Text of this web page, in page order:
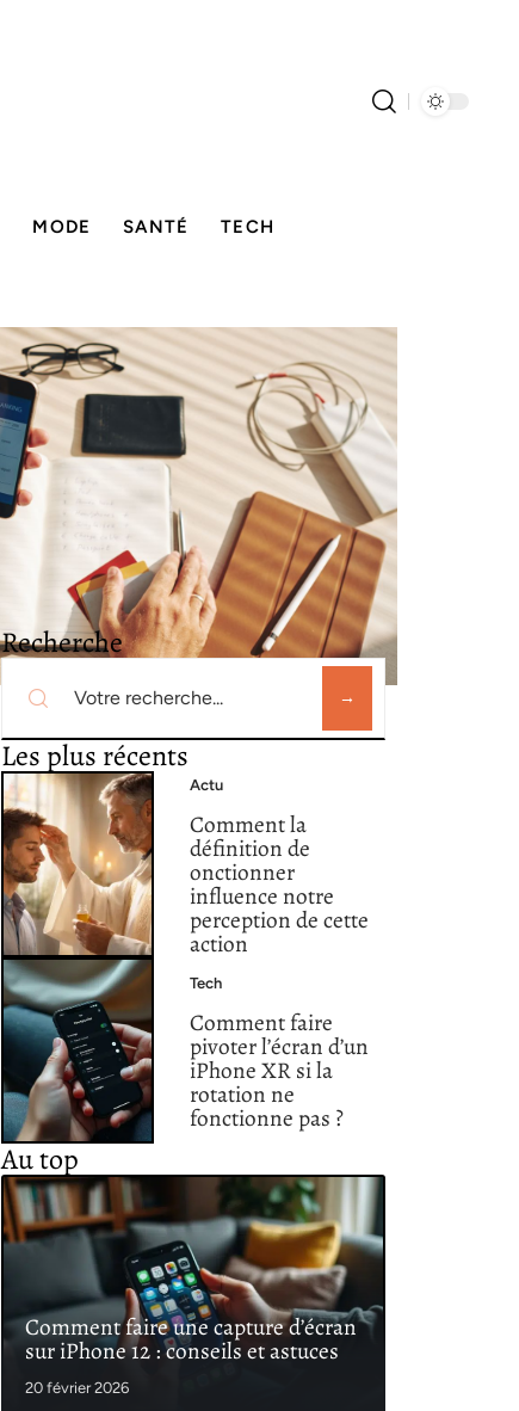
MODE SANTÉ TECH
Recherche
Les plus récents
Actu
Comment la
définition de
onctionner
influence notre
perception de cette
action
Tech
Comment faire
pivoter l’écran d’un
iPhone XR si la
rotation ne
fonctionne pas ?
Au top
Comment faire une capture d’écran
sur iPhone 12 : conseils et astuces
20 février 2026